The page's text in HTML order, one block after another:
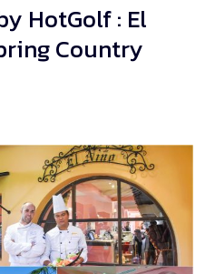
HotGolf : El
Country